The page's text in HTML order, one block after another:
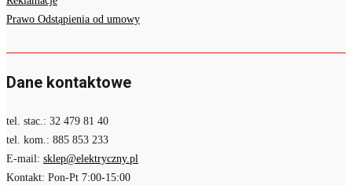
Prawo Odstąpienia od umowy
Dane kontaktowe
tel. stac.: 32 479 81 40
tel. kom.: 885 853 233
E-mail: sklep@elektryczny.pl
Kontakt: Pon-Pt 7:00-15:00